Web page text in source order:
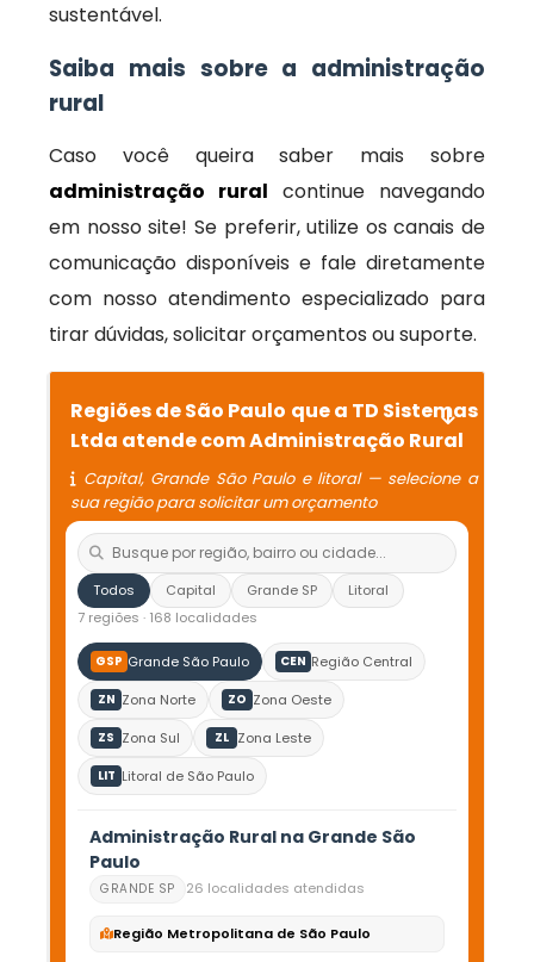
sustentável.
Saiba mais sobre a administração
rural
Caso você queira saber mais sobre
administração rural continue navegando
em nosso site! Se preferir, utilize os canais de
comunicação disponíveis e fale diretamente
com nosso atendimento especializado para
tirar dúvidas, solicitar orçamentos ou suporte.
Regiões de São Paulo que a TD Sistemas
Ltda atende com Administração Rural
Capital, Grande São Paulo e litoral — selecione a
sua região para solicitar um orçamento
Todos Capital Grande SP
Litoral
7 regiões · 168 localidades
GSP Grande São Paulo CEN Região Central
ZN Zona Norte ZO Zona Oeste
ZS Zona Sul ZL Zona Leste
LIT Litoral de São Paulo
Administração Rural na Grande São
Paulo
GRANDE SP 26 localidades atendidas
Região Metropolitana de São Paulo